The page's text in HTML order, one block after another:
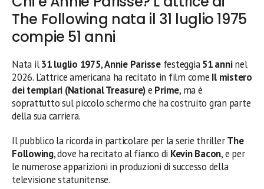
The Following nata il 31 luglio 1975
compie 51 anni
Nata il31 luglio 1975,Annie Parissefesteggia51 anninel
2026. L’attrice americana ha recitato in film come Il mistero
dei templari (National Treasure)e Prime, ma è
soprattutto sul piccolo schermo che ha costruito gran parte
della sua carriera.
Il pubblico la ricorda in particolare per la serie thrillerThe
Following, dove ha recitato al fianco di Kevin Bacon, e per
le numerose apparizioni in produzioni di successo della
televisione statunitense.